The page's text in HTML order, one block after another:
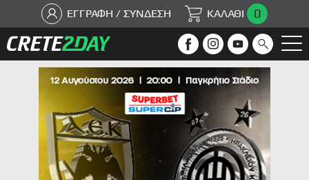
ΕΓΓΡΑΦΗ / ΣΥΝΔΕΣΗ ΚΑΛΑΘΙ 0